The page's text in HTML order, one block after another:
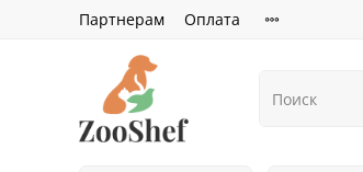
Партнерам Оплата